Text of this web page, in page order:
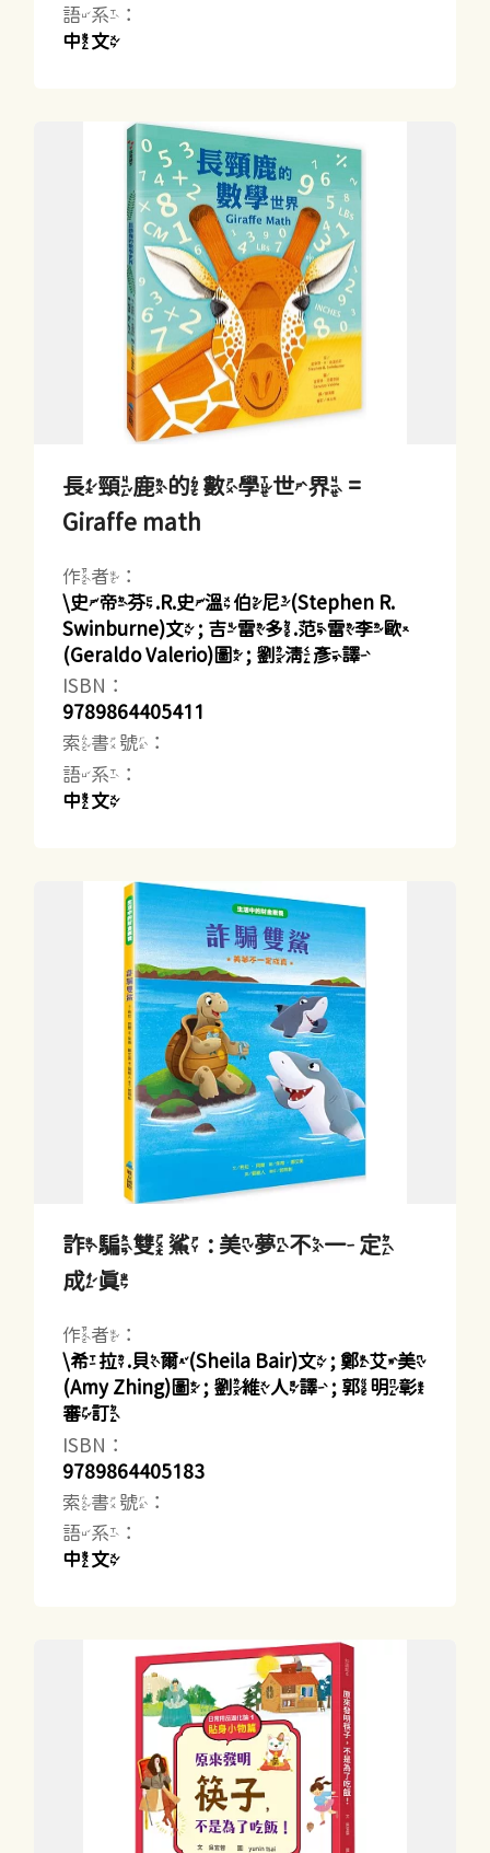
語系：
中文
長頸鹿的數學世界 =
Giraffe math
作者：
\史帝芬.R.史溫伯尼(Stephen R.
Swinburne)文 ; 吉雷多.范雷李歐
(Geraldo Valerio)圖 ; 劉清彥譯
ISBN：
9789864405411
索書號：
語系：
中文
詐騙雙鯊 : 美夢不一定
成真
作者：
\希拉.貝爾(Sheila Bair)文 ; 鄭艾美
(Amy Zhing)圖 ; 劉維人譯 ; 郭明彰
審訂
ISBN：
9789864405183
索書號：
語系：
中文